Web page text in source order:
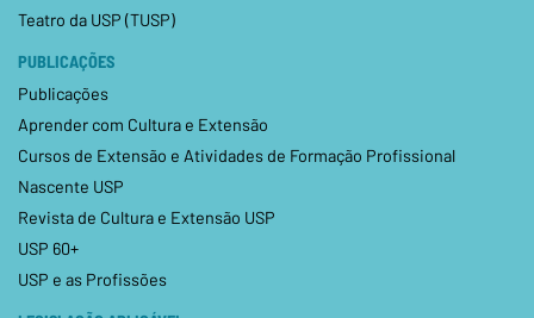
Teatro da USP (TUSP)
PUBLICAÇÕES
Publicações
Aprender com Cultura e Extensão
Cursos de Extensão e Atividades de Formação Profissional
Nascente USP
Revista de Cultura e Extensão USP
USP 60+
USP e as Profissões